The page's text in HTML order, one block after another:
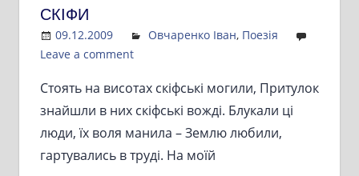
СКІФИ
09.12.2009 Admin
Овчаренко Іван, Поезія
Leave a comment
Стоять на висотах скіфські могили, Притулок
знайшли в них скіфські вожді. Блукали ці
люди, їх воля манила – Землю любили,
гартувались в труді. На моїй